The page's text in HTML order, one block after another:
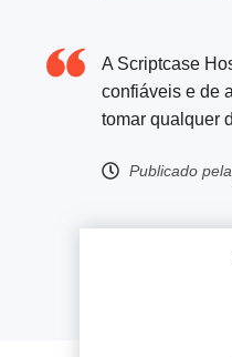
A Scriptcase
confiáveis ​​e de
tomar qualquer
Publicado